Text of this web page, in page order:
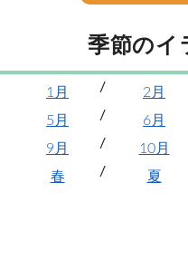
季節のイ
1月 2月
5月
6月
9月
10月
春
夏